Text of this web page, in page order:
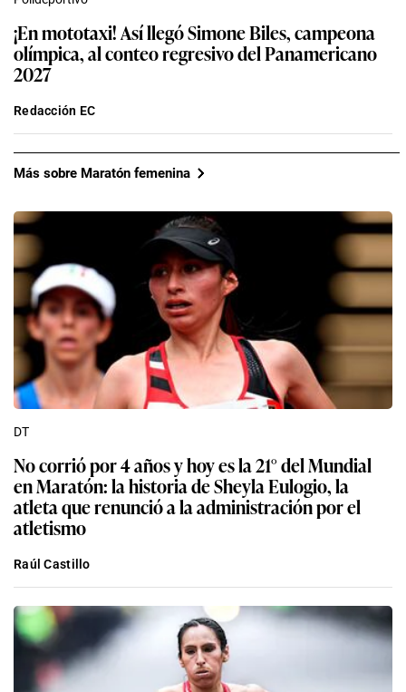
¡En mototaxi! Así llegó Simone Biles, campeona
olímpica, al conteo regresivo del Panamericano
2027
Redacción EC
Más sobre Maratón femenina
DT
No corrió por 4 años y hoy es la 21° del Mundial
en Maratón: la historia de Sheyla Eulogio, la
atleta que renunció a la administración por el
atletismo
Raúl Castillo